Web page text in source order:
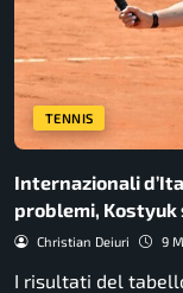
TENNIS
Internazionali
problemi,
Christian Deiuri 9
I risultati del